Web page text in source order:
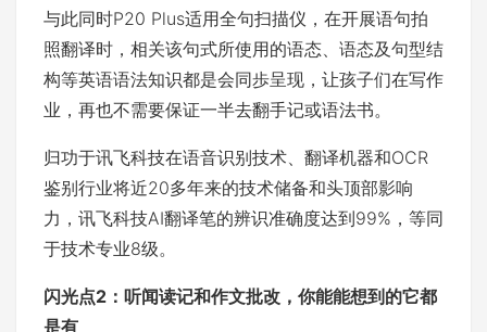
与此同时P20 Plus适用全句扫描仪，在开展语句拍
照翻译时，相关该句式所使用的语态、语态及句型结
构等英语语法知识都是会同歩呈现，让孩子们在写作
业，再也不需要保证一半去翻手记或语法书。
归功于讯飞科技在语音识别技术、翻译机器和OCR
鉴别行业将近20多年来的技术储备和头顶部影响
力，讯飞科技AI翻译笔的辨识准确度达到99%，等同
于技术专业8级。
闪光点2： 听闻读记和作文批改 ， 你能能想到的它都
是有